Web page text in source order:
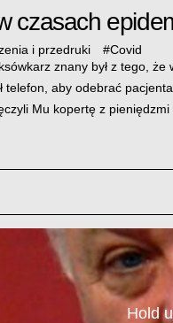
czasach
i przedruki #Covid
znany był z tego,
telefon, aby odebrać
Mu kopertę z
Hold